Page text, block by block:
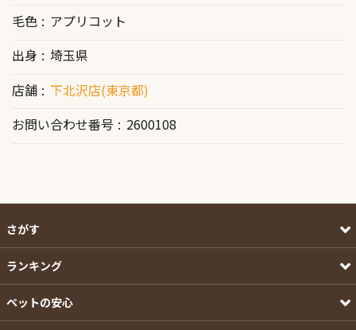
毛色
アプリコット
出身
埼玉県
店舗
下北沢店(東京都)
お問い合わせ番号
2600108
さがす
ランキング
ペットの安心